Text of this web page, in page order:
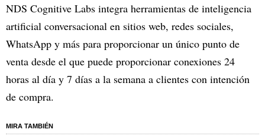
NDS Cognitive Labs integra herramientas de inteligencia
artificial conversacional en sitios web, redes sociales,
WhatsApp y más para proporcionar un único punto de
venta desde el que puede proporcionar conexiones 24
horas al día y 7 días a la semana a clientes con intención
de compra.
MIRA TAMBIÉN